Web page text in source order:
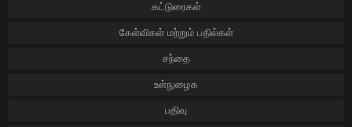
கட்டுரைகள்
கேள்விகள் மற்றும் பதில்கள்
சந்தை
உள்நுழைக
பதிவு